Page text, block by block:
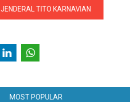
JENDERAL TITO KARNAVIAN
MOST POPULAR